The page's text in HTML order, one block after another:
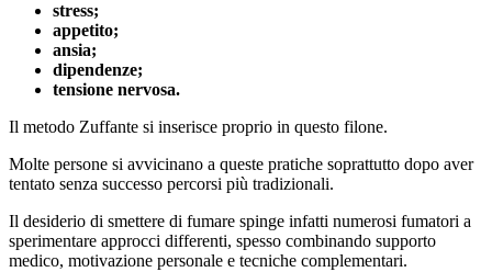
stress;
appetito;
ansia;
dipendenze;
tensione nervosa.
Il metodo Zuffante si inserisce proprio in questo filone.
Molte persone si avvicinano a queste pratiche soprattutto dopo aver
tentato senza successo percorsi più tradizionali.
Il desiderio di smettere di fumare spinge infatti numerosi fumatori a
sperimentare approcci differenti, spesso combinando supporto
medico, motivazione personale e tecniche complementari.